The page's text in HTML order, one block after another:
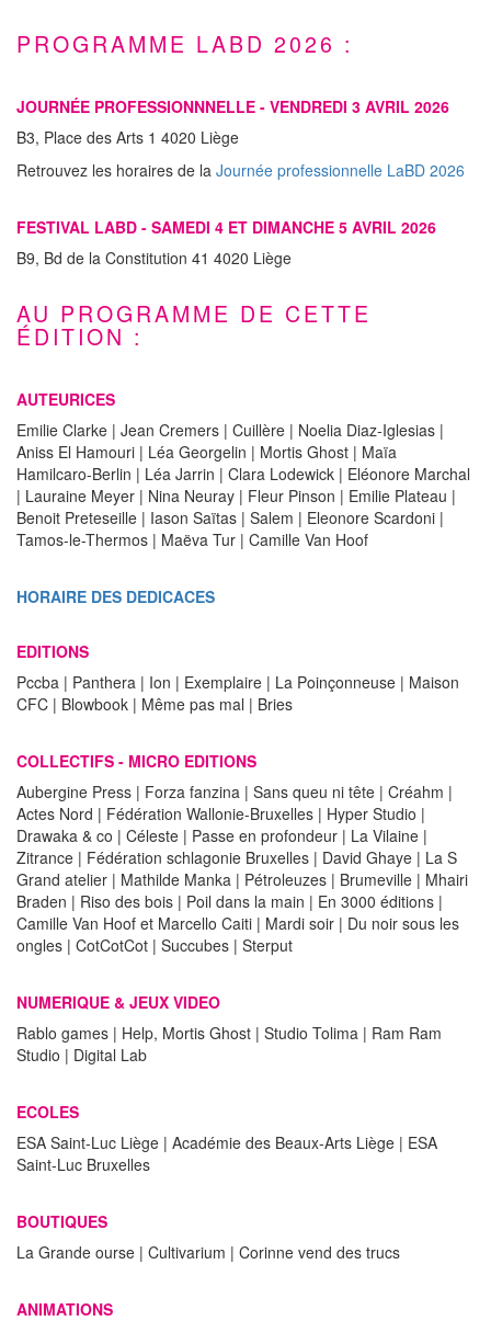
PROGRAMME LABD 2026 :
JOURNÉE PROFESSIONNNELLE - VENDREDI 3 AVRIL 2026
B3, Place des Arts 1 4020 Liège
Retrouvez les horaires de la Journée professionnelle LaBD 2026
FESTIVAL LABD - SAMEDI 4 ET DIMANCHE 5 AVRIL 2026
B9, Bd de la Constitution 41 4020 Liège
AU PROGRAMME DE CETTE
ÉDITION :
AUTEURICES
Emilie Clarke | Jean Cremers | Cuillère | Noelia Diaz-Iglesias |
Aniss El Hamouri | Léa Georgelin | Mortis Ghost | Maïa
Hamilcaro-Berlin | Léa Jarrin | Clara Lodewick | Eléonore Marchal
| Lauraine Meyer | Nina Neuray | Fleur Pinson | Emilie Plateau |
Benoit Preteseille | Iason Saïtas | Salem | Eleonore Scardoni |
Tamos-le-Thermos | Maëva Tur | Camille Van Hoof
HORAIRE DES DEDICACES
EDITIONS
Pccba | Panthera | Ion | Exemplaire | La Poinçonneuse | Maison
CFC | Blowbook | Même pas mal | Bries
COLLECTIFS - MICRO EDITIONS
Aubergine Press | Forza fanzina | Sans queu ni tête | Créahm |
Actes Nord | Fédération Wallonie-Bruxelles | Hyper Studio |
Drawaka & co | Céleste | Passe en profondeur | La Vilaine |
Zitrance | Fédération schlagonie Bruxelles | David Ghaye | La S
Grand atelier | Mathilde Manka | Pétroleuzes | Brumeville | Mhairi
Braden | Riso des bois | Poil dans la main | En 3000 éditions |
Camille Van Hoof et Marcello Caiti | Mardi soir | Du noir sous les
ongles | CotCotCot | Succubes | Sterput
NUMERIQUE & JEUX VIDEO
Rablo games | Help, Mortis Ghost | Studio Tolima | Ram Ram
Studio | Digital Lab
ECOLES
ESA Saint-Luc Liège | Académie des Beaux-Arts Liège | ESA
Saint-Luc Bruxelles
BOUTIQUES
La Grande ourse | Cultivarium | Corinne vend des trucs
ANIMATIONS